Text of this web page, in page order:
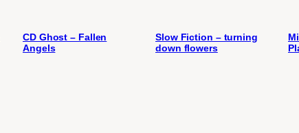
CD Ghost – Fallen
Angels
Slow Fiction – turning
down flowers